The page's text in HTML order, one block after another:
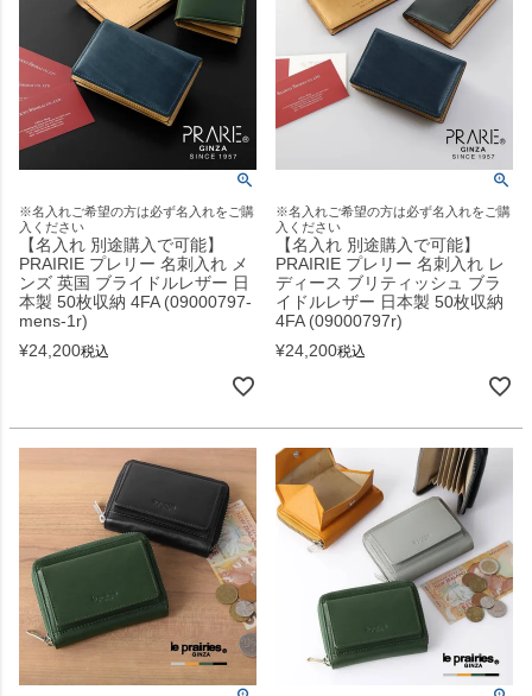
※名入れご希望の方は必ず名入れをご購
入ください
【名入れ 別途購入で可能】
PRAIRIE プレリー 名刺入れ メ
ンズ 英国 ブライドルレザー 日
本製 50枚収納 4FA (09000797-
mens-1r)
¥24,200税込
※名入れご希望の方は必ず名入れをご購
入ください
【名入れ 別途購入で可能】
PRAIRIE プレリー 名刺入れ レ
ディース ブリティッシュ ブラ
イドルレザー 日本製 50枚収納
4FA (09000797r)
¥24,200税込